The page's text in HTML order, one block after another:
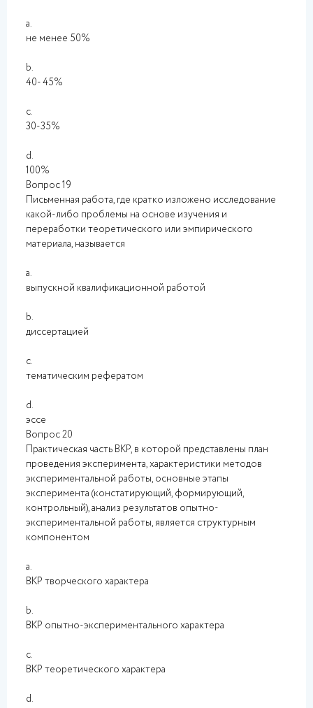
a.
не менее 50%
b.
40- 45%
c.
30-35%
d.
100%
Вопрос 19
Письменная работа, где кратко изложено исследование
какой-либо проблемы на основе изучения и
переработки теоретического или эмпирического
материала, называется
a.
выпускной квалификационной работой
b.
диссертацией
c.
тематическим рефератом
d.
эссе
Вопрос 20
Практическая часть ВКР, в которой представлены план
проведения эксперимента, характеристики методов
экспериментальной работы, основные этапы
эксперимента (констатирующий, формирующий,
контрольный), анализ результатов опытно-
экспериментальной работы, является структурным
компонентом
a.
ВКР творческого характера
b.
ВКР опытно-экспериментального характера
c.
ВКР теоретического характера
d.